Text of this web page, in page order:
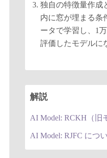
独自の特徴量作成
内に窓が埋まる条
ータで学習し、1
評価したモデルに
解説
AI Model: RCKH（旧
AI Model: RJFC につ